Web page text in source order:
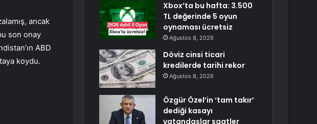
ancak
son onay
ABD
koydu.
Xbox’ta bu hafta: 3.500
TL değerinde 5 oyun
oynaması ücretsiz
Ağustos 8, 2026
Döviz cinsi ticari
kredilerde tarihi rekor
Ağustos 8, 2026
Özgür Özel’in ‘tam takır’
dediği kasayı
vatandaşlar saatler